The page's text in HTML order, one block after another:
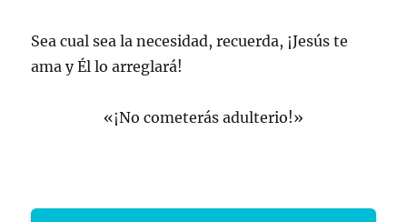
Sea cual sea la necesidad, recuerda, ¡Jesús te
ama y Él lo arreglará!
«¡No cometerás adulterio!»